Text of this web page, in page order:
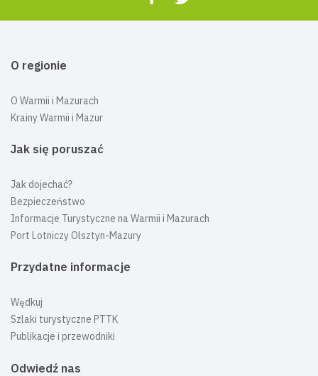
O regionie
O Warmii i Mazurach
Krainy Warmii i Mazur
Jak się poruszać
Jak dojechać?
Bezpieczeństwo
Informacje Turystyczne na Warmii i Mazurach
Port Lotniczy Olsztyn-Mazury
Przydatne informacje
Wędkuj
Szlaki turystyczne PTTK
Publikacje i przewodniki
Odwiedź nas